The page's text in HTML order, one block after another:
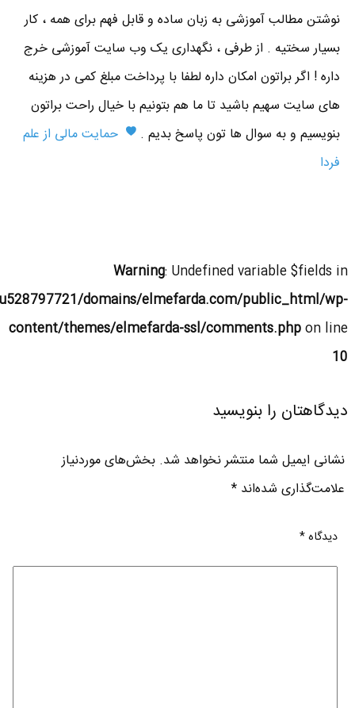
نوشتن مطالب آموزشی به زبان ساده و قابل فهم برای همه ، کار
بسیار سختیه . از طرفی ، نگهداری یک وب سایت آموزشی خرج
داره ! اگر براتون امکان داره لطفا با پرداخت مبلغ کمی در هزینه
های سایت سهیم باشید تا ما هم بتونیم با خیال راحت براتون
بنویسیم و به سوال ها تون پاسخ بدیم .
حمایت مالی از علم
فردا
Warning: Undefined variable $fields in
domains/elmefarda.com/public_html/wp-
content/themes/elmefarda-ssl/comments.phpon line
10
دیدگاهتان را بنویسید
نشانی ایمیل شما منتشر نخواهد شد. بخش‌های موردنیاز
علامت‌گذاری شده‌اند*
دیدگاه*